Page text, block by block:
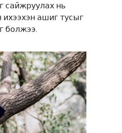
сайжруулах нь
ихээхэн ашиг тусыг
болжээ.